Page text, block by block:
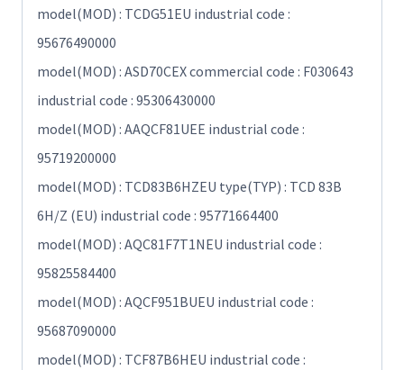
model(MOD) : TCDG51EU industrial code :
95676490000
model(MOD) : ASD70CEX commercial code : F030643
industrial code : 95306430000
model(MOD) : AAQCF81UEE industrial code :
95719200000
model(MOD) : TCD83B6HZEU type(TYP) : TCD 83B
6H/Z (EU) industrial code : 95771664400
model(MOD) : AQC81F7T1NEU industrial code :
95825584400
model(MOD) : AQCF951BUEU industrial code :
95687090000
model(MOD) : TCF87B6HEU industrial code :